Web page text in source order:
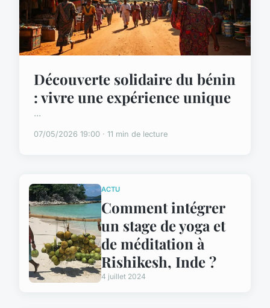
Découverte solidaire du bénin
: vivre une expérience unique
...
07/05/2026 19:00 · 11 min de lecture
ACTU
Comment intégrer
un stage de yoga et
de méditation à
Rishikesh, Inde ?
4 juillet 2024